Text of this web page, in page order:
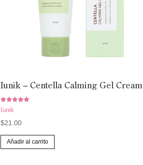
de
Iunik – Centella Calming Gel Cream
Valorado
con
de 5
Iunik
$21.00
Añadir al carrito